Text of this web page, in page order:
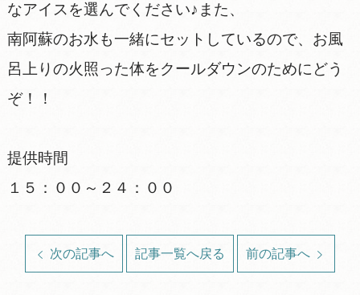
なアイスを選んでください♪また、
南阿蘇のお水も一緒にセットしているので、お風
呂上りの火照った体をクールダウンのためにどう
ぞ！！
提供時間
１５：００～２４：００
次の記事へ 記事一覧へ戻る 前の記事へ